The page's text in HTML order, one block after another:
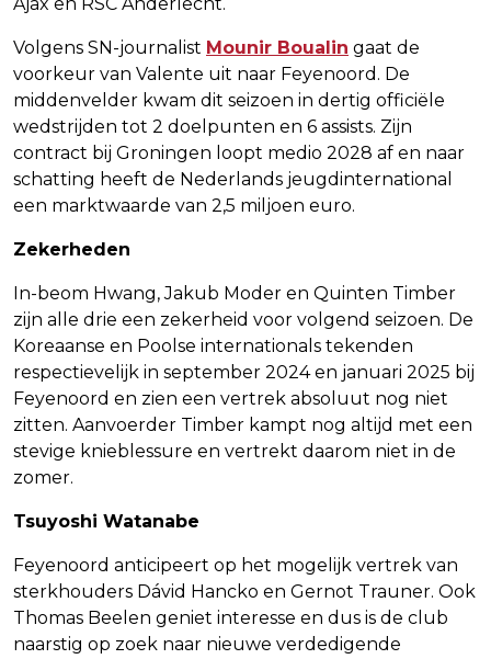
Ajax en RSC Anderlecht.
Volgens SN-journalist Mounir Boualin gaat de
voorkeur van Valente uit naar Feyenoord. De
middenvelder kwam dit seizoen in dertig officiële
wedstrijden tot 2 doelpunten en 6 assists. Zijn
contract bij Groningen loopt medio 2028 af en naar
schatting heeft de Nederlands jeugdinternational
een marktwaarde van 2,5 miljoen euro.
Zekerheden
In-beom Hwang, Jakub Moder en Quinten Timber
zijn alle drie een zekerheid voor volgend seizoen. De
Koreaanse en Poolse internationals tekenden
respectievelijk in september 2024 en januari 2025 bij
Feyenoord en zien een vertrek absoluut nog niet
zitten. Aanvoerder Timber kampt nog altijd met een
stevige knieblessure en vertrekt daarom niet in de
zomer.
Tsuyoshi Watanabe
Feyenoord anticipeert op het mogelijk vertrek van
sterkhouders Dávid Hancko en Gernot Trauner. Ook
Thomas Beelen geniet interesse en dus is de club
naarstig op zoek naar nieuwe verdedigende